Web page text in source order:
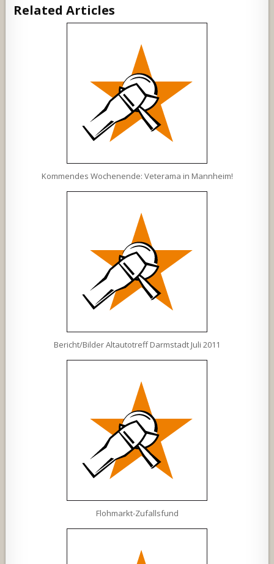
Related Articles
Kommendes Wochenende: Veterama in Mannheim!
Bericht/Bilder Altautotreff Darmstadt Juli 2011
Flohmarkt-Zufallsfund